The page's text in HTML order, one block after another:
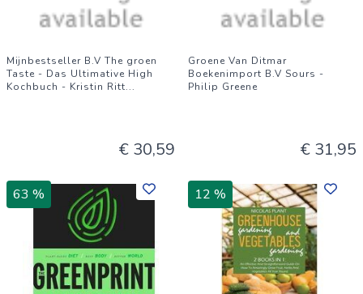
Mijnbestseller B.V The groen
Taste - Das Ultimative High
Kochbuch - Kristin Ritt...
€ 30,59
Groene Van Ditmar
Boekenimport B.V Sours -
Philip Greene
€ 31,95
63 % 12 %